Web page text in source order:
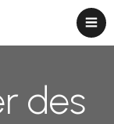
des